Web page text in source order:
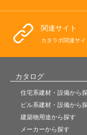
関連サイト
カタラボ関連サ
カタログ
住宅系建材・設備から
ビル系建材・設備から
建築物用途から探す
メーカーから探す